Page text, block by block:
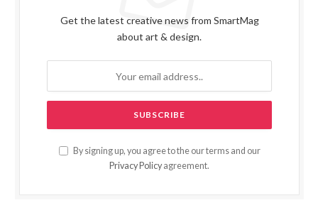
Get the latest creative news from SmartMag
about art & design.
By signing up, you agree to the our terms and our
Privacy Policy agreement.